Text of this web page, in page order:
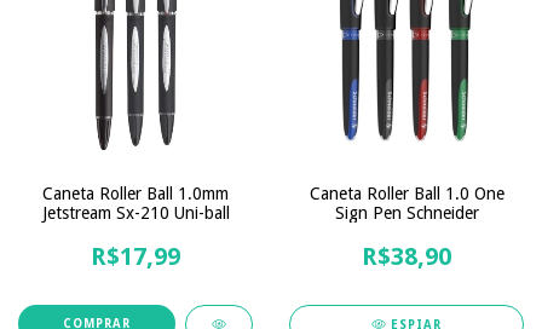
Caneta Roller Ball 1.0mm
Jetstream Sx-210 Uni-ball
R$17,99
COMPRAR
Caneta Roller Ball 1.0 One
Sign Pen Schneider
R$38,90
ESPIAR